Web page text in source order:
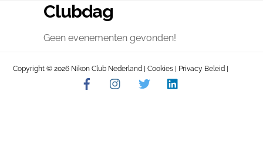
Clubdag
Geen evenementen gevonden!
Copyright © 2026 Nikon Club Nederland |Cookies | Privacy Beleid |
FacebookInstagramTwitter LinkedIn